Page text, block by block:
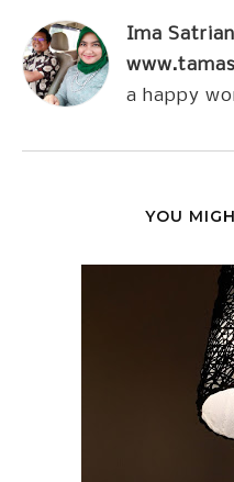
Ima
a happy
YOU